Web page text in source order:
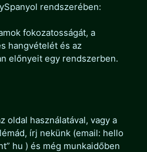
rendszerében:
fokozatosságát, a
hangvételét és az
előnyeit egy rendszerben.
oldal használatával, vagy a
írj nekünk (email: hello
hu ) és még munkaidőben